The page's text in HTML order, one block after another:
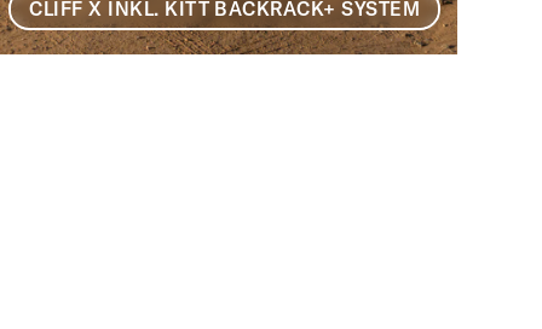
CLIFF X INKL. KITT BACKRACK+ SYSTEM